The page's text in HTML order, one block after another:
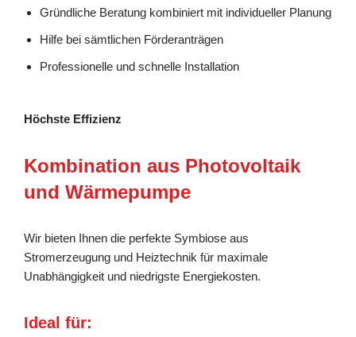
Gründliche Beratung kombiniert mit individueller Planung
Hilfe bei sämtlichen Förderanträgen
Professionelle und schnelle Installation
Höchste Effizienz
Kombination aus Photovoltaik
und Wärmepumpe
Wir bieten Ihnen die perfekte Symbiose aus
Stromerzeugung und Heiztechnik für maximale
Unabhängigkeit und niedrigste Energiekosten.
Ideal für: